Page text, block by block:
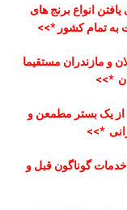
انواع برنج های
به تمام کشور *>>
و مازندران مستقیما
*>>
از یک بستر مطمعن و
*
>>
گوناگون قبل و